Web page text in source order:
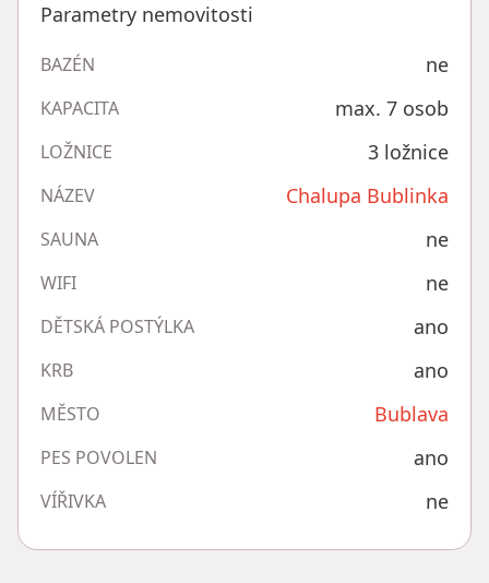
Parametry nemovitosti
BAZÉN ne
KAPACITA max. 7 osob
LOŽNICE 3 ložnice
NÁZEV Chalupa Bublinka
SAUNA ne
WIFI ne
DĚTSKÁ POSTÝLKA ano
KRB ano
MĚSTO Bublava
PES POVOLEN ano
VÍŘIVKA ne